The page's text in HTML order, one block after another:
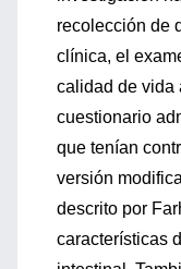
recolección de
clínica, el
calidad de vida
cuestionario
que tenían
versión
descrito por
características